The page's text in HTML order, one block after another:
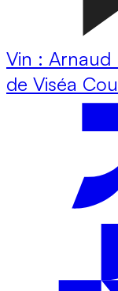
Vin : Arnaud
de Viséa